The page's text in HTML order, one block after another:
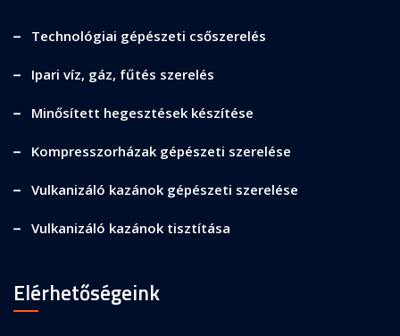
Technológiai gépészeti csőszerelés
Ipari víz, gáz, fűtés szerelés
Minősített hegesztések készítése
Kompresszorházak gépészeti szerelése
Vulkanizáló kazánok gépészeti szerelése
Vulkanizáló kazánok tisztítása
Elérhetőségeink